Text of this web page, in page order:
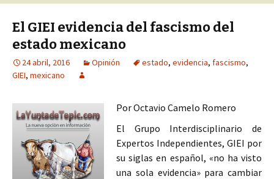
El GIEI evidencia del fascismo del
estado mexicano
24 abril, 2016 Opinión estado, evidencia, fascismo,
GIEI, mexicano
Por Octavio Camelo Romero
El Grupo Interdisciplinario de
Expertos Independientes, GIEI por
su siglas en español, «no ha visto
una sola evidencia» para cambiar